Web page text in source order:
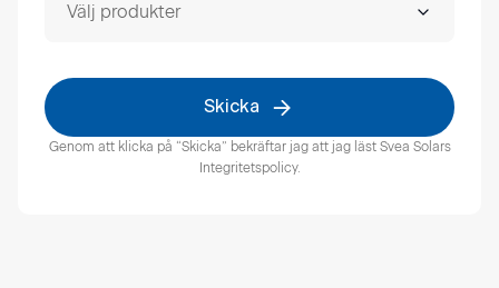
Välj produkter
Skicka
Genom att klicka på “Skicka” bekräftar jag att jag läst Svea Solars
Integritetspolicy​.